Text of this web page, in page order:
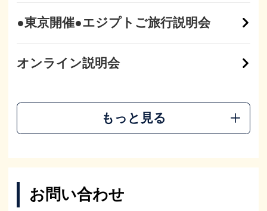
●東京開催●エジプトご旅行説明会
オンライン説明会
もっと見る
お問い合わせ